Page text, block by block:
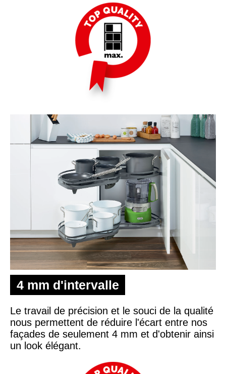
4 mm d'intervalle
Le travail de précision et le souci de la qualité
nous permettent de réduire l'écart entre nos
façades de seulement 4 mm et d'obtenir ainsi
un look élégant.